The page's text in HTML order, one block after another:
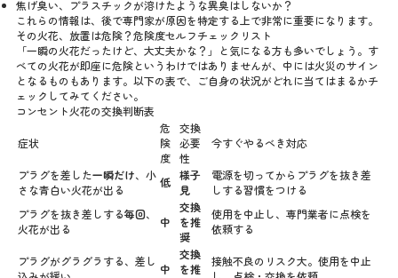
焦げ臭い、プラスチックが溶けたような異臭はしないか？
これらの情報は、後で専門家が原因を特定する上で非常に重要になります。
その火花、放置は危険？危険度セルフチェックリスト
「一瞬の火花だったけど、大丈夫かな？」と気になる方も多いでしょう。す
べての火花が即座に危険というわけではありませんが、中には火災のサイン
となるものもあります。以下の表で、ご自身の状況がどれに当てはまるかチ
ェックしてみてください。
コンセント火花の交換判断表
症状
危
険
度
交換
必要
性
今すぐやるべき対応
プラグを差した一瞬だけ、小
さな青白い火花が出る
低
様子
見
電源を切ってからプラグを抜き差
しする習慣をつける
プラグを抜き差しする毎回、
火花が出る
中
交換
を推
奨
使用を中止し、専門業者に点検を
依頼する
プラグがグラグラする、差し
中
交換
を推
接触不良のリスク大。使用を中止